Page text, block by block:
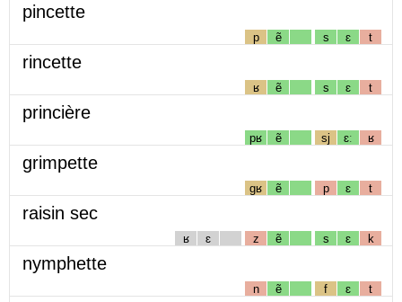
pincette
p ẽ s ɛ t
rincette
ʁ ẽ s ɛ t
princière
pʁ ẽ sj ɛː ʁ
grimpette
gʁ ẽ p ɛ t
raisin sec
ʁ ɛ z ẽ s ɛ k
nymphette
n ẽ f ɛ t